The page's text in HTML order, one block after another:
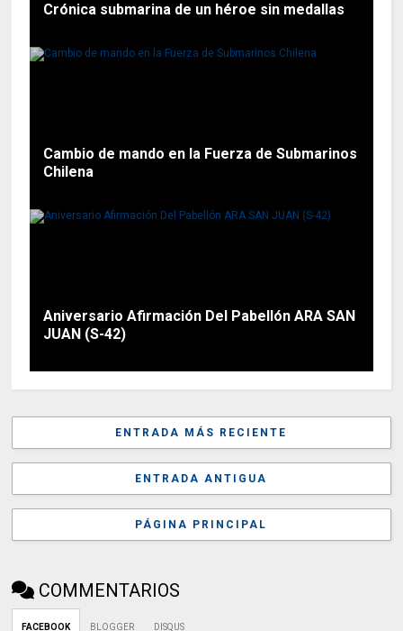
Crónica submarina de un héroe sin medallas
Cambio de mando en la Fuerza de Submarinos
Chilena
Aniversario Afirmación Del Pabellón ARA SAN
JUAN (S-42)
ENTRADA MÁS RECIENTE
ENTRADA ANTIGUA
PÁGINA PRINCIPAL
COMMENTARIOS
FACEBOOK BLOGGER DISQUS